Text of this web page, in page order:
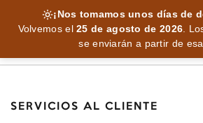
¡Nos tomamos unos días de
Volvemos el25 de agosto de 2026.
se enviarán a partir de
SERVICIOS AL CLIENTE